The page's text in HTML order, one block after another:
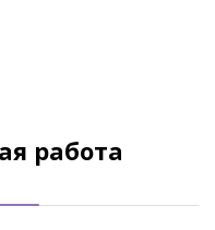
работа